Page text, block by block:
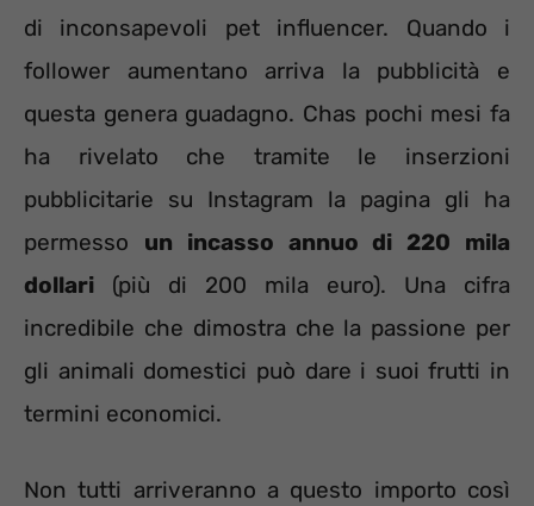
di inconsapevoli pet influencer. Quando i
follower aumentano arriva la pubblicità e
questa genera guadagno. Chas pochi mesi fa
ha rivelato che tramite le inserzioni
pubblicitarie su Instagram la pagina gli ha
permesso un incasso annuo di 220 mila
dollari (più di 200 mila euro). Una cifra
incredibile che dimostra che la passione per
gli animali domestici può dare i suoi frutti in
termini economici.
Non tutti arriveranno a questo importo così